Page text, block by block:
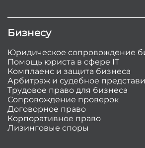
Бизнесу
Юридическое сопровождение
Помощь юриста в сфере IT
Комплаенс и защита бизнеса
Арбитраж и судебное
Трудовое право для бизнеса
Сопровождение проверок
Договорное право
Корпоративное право
Лизинговые споры